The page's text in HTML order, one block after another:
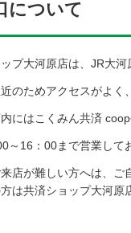
について
プ大河原店は、JR大河
のためアクセスがよく
にはこくみん共済
～16：00まで営業して
来店が難しい方へは、ご
は共済ショップ大河原